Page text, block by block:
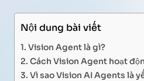
Nội dung bài viết
Vision Agent là gì?
Cách Vision Agent hoạt
Vì sao Vision AI Agents là